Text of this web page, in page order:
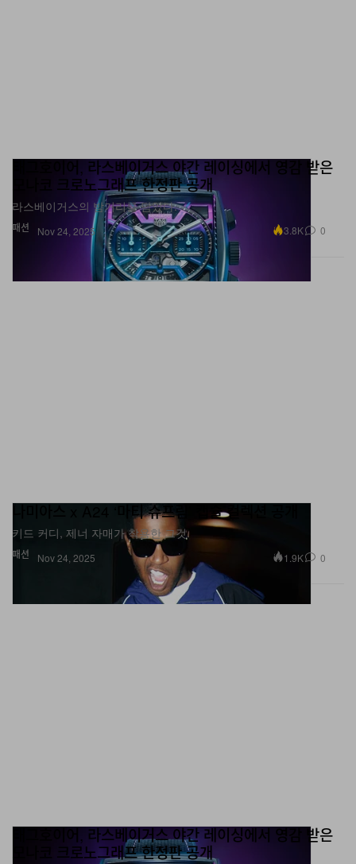
패션
태그호이어, 라스베이거스 야간 레이싱에서 영감 받은
모나코 크로노그래프 한정판 공개
라스베이거스의 밤거리를 담았다.
Nov 24, 2025 3.8K 0
패션
나미아스 x A24 ‘마티 슈프림’ 캡슐 컬렉션 공개
키드 커디, 제너 자매가 착용한 그것.
Nov 24, 2025 1.9K 0
태그호이어, 라스베이거스 야간 레이싱에서 영감 받은
모나코 크로노그래프 한정판 공개